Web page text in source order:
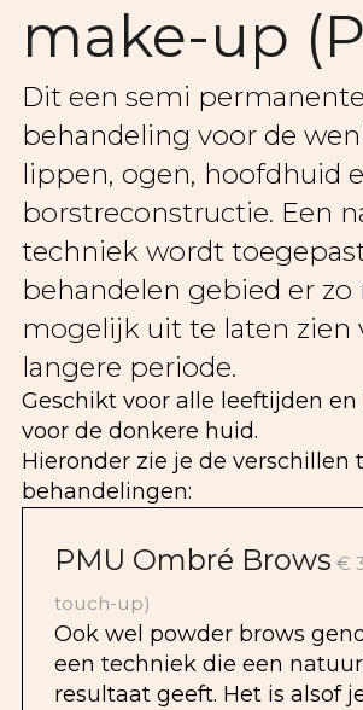
make-up
Dit een semi
behandeling voor de
lippen, ogen, hoofdhuid
borstreconstructie. Een
techniek wordt
behandelen gebied er
mogelijk uit te laten zien
langere periode.
Geschikt voor alle leeftijden
voor de donkere huid.
Hieronder zie je de verschillen
behandelingen:
PMU Ombré Brows €
touch-up)
Ook wel powder brows
een techniek die een
resultaat geeft. Het is alsof